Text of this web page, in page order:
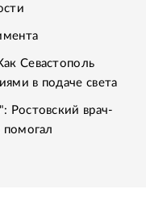
Севастополь
в подаче света
Ростовский врач-
помогал